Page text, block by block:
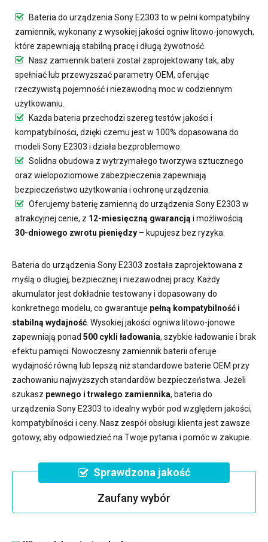
Bateria do urządzenia Sony E2303 to w pełni kompatybilny
zamiennik, wykonany z wysokiej jakości ogniw litowo-jonowych,
które zapewniają stabilną pracę i długą żywotność.
Nasz zamiennik baterii został zaprojektowany tak, aby
spełniać lub przewyższać parametry OEM, oferując
rzeczywistą pojemność i niezawodną moc w codziennym
użytkowaniu.
Każda bateria przechodzi szereg testów jakości i
kompatybilności, dzięki czemu jest w 100% dopasowana do
modeli Sony E2303 i działa bezproblemowo.
Solidna obudowa z wytrzymałego tworzywa sztucznego
oraz wielopoziomowe zabezpieczenia zapewniają
bezpieczeństwo użytkowania i ochronę urządzenia.
Oferujemybaterię zamienną do urządzenia Sony E2303 w
atrakcyjnej cenie, z 12-miesięczną gwarancją i możliwością
30-dniowego zwrotu pieniędzy – kupujesz bez ryzyka.
Bateria do urządzenia Sony E2303 została zaprojektowana z
myślą o długiej, bezpiecznej i niezawodnej pracy. Każdy
akumulator jest dokładnie testowany i dopasowany do
konkretnego modelu, co gwarantuje pełną kompatybilność i
stabilną wydajność . Wysokiej jakości ogniwa litowo-jonowe
zapewniają ponad 500 cykli ładowania, szybkie ładowanie i brak
efektu pamięci. Nowoczesny zamiennik baterii oferuje
wydajność równą lub lepszą niż standardowe baterie OEM przy
zachowaniu najwyższych standardów bezpieczeństwa. Jeżeli
szukasz pewnego i trwałego zamiennika, bateria do
urządzenia Sony E2303 to idealny wybór pod względem jakości,
kompatybilności i ceny. Nasz zespół obsługi klienta jest zawsze
gotowy, aby odpowiedzieć na Twoje pytania i pomóc w zakupie.
Sprawdzona jakość
Zaufany wybór